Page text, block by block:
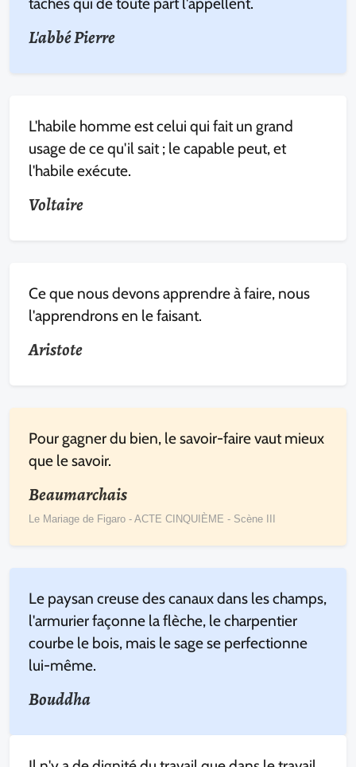
L'abbé Pierre
L'habile homme est celui qui fait un grand
usage de ce qu'il sait ; le capable peut, et
l'habile exécute.
Voltaire
Ce que nous devons apprendre à faire, nous
l'apprendrons en le faisant.
Aristote
Pour gagner du bien, le savoir-faire vaut mieux
que le savoir.
Beaumarchais
Le Mariage de Figaro - ACTE CINQUIÈME - Scène III
Le paysan creuse des canaux dans les champs,
l'armurier façonne la flèche, le charpentier
courbe le bois, mais le sage se perfectionne
lui-même.
Bouddha